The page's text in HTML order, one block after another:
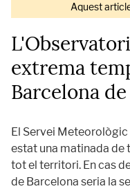
Aquest
extrema
Barcelona de
El Servei
estat una matinada
tot el territori. En cas
de Barcelona seria la